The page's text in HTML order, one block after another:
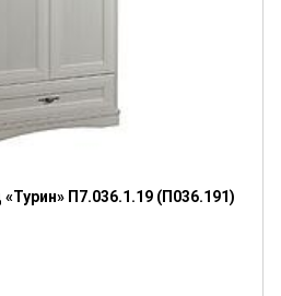
П7.036.1.19 (П036.191)